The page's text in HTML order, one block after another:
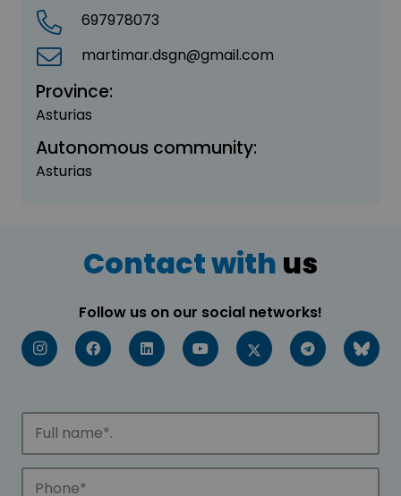
697978073
martimar.dsgn@gmail.com
Province:
Asturias
Autonomous community:
Asturias
Contact with us
Follow us on our social networks!